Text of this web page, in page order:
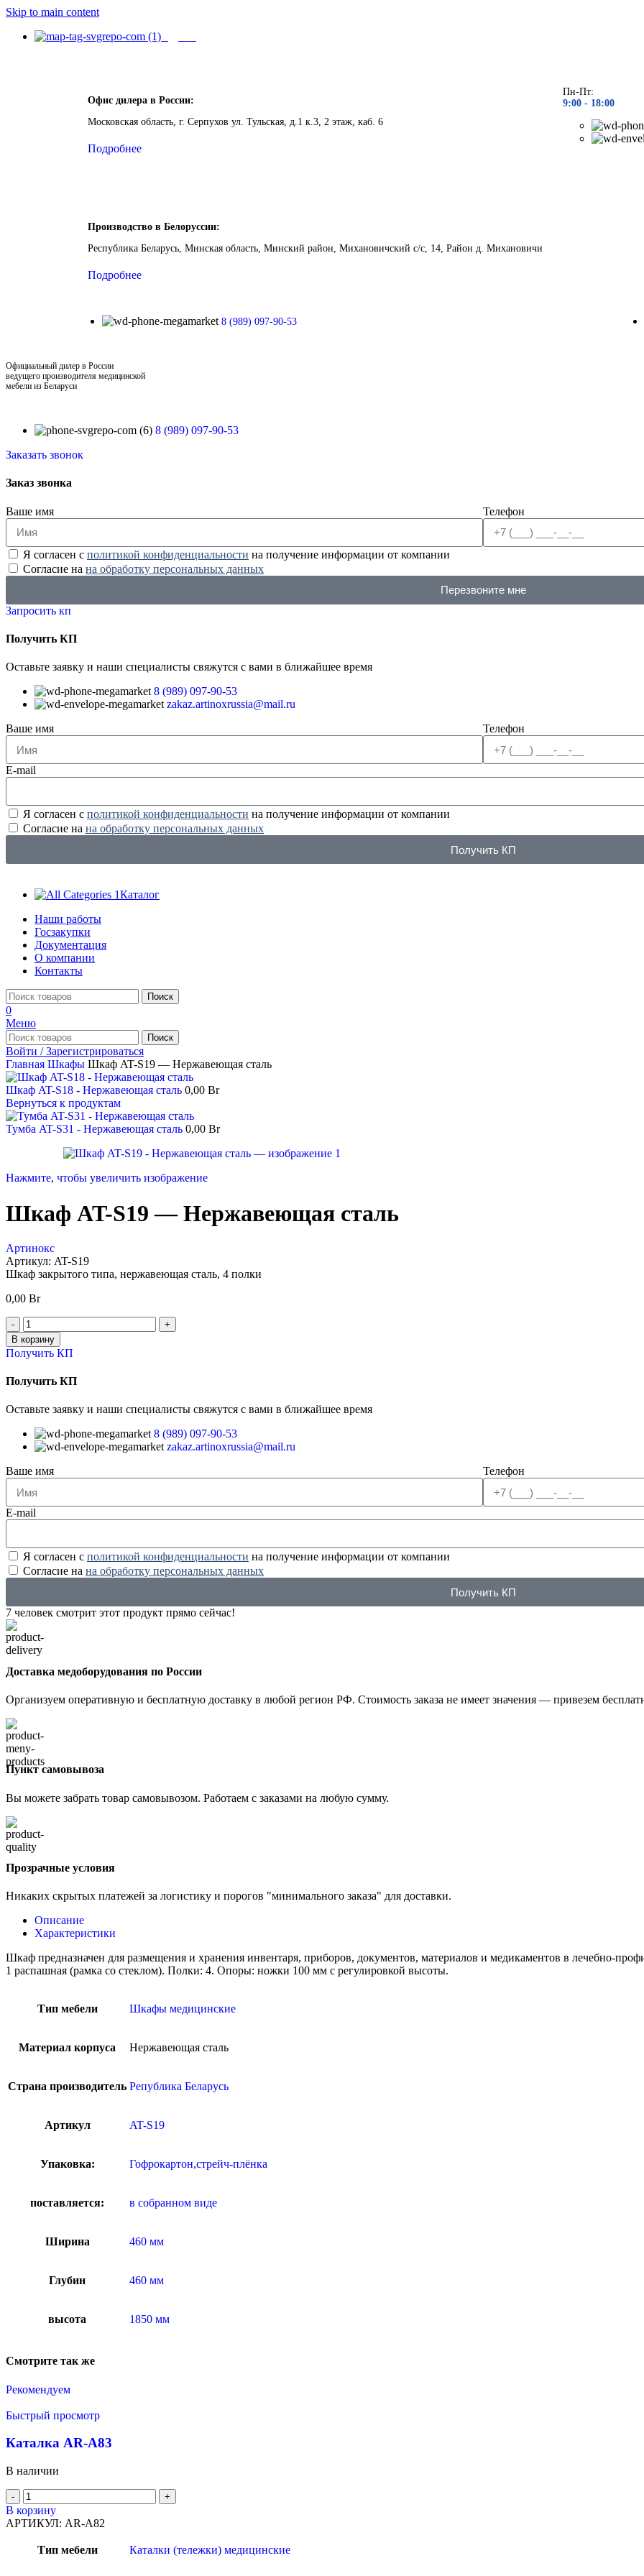
Skip to main content
Офис дилера в России:
Московская область, г. Серпухов ул. Тульская, д.1 к.3, 2 этаж, каб. 6
Подробнее
Пн-Пт:
9:00 - 18:00
Производство в Белоруссии:
Республика Беларусь, Минская область, Минский район, Михановичский с/с, 14, Район д. Михановичи
Подробнее
8 (989) 097-90-53
Официальный дилер в России
ведущего производителя медицинской
мебели из Беларуси
8 (989) 097-90-53
Заказать звонок
Заказ звонка
Ваше имя Телефон
Я согласен с политикой конфиденциальности на получение информации от компании
Согласие на на обработку персональных данных
Перезвоните мне
Запросить кп
Получить КП
Оставьте заявку и наши специалисты свяжутся с вами в ближайшее время
8 (989) 097-90-53
zakaz.artinoxrussia@mail.ru
Ваше имя
Телефон
E-mail
Я согласен с политикой конфиденциальности на получение информации от компании
Согласие на на обработку персональных данных
Получить КП
Каталог
Наши работы
Госзакупки
Документация
О компании
Контакты
Поиск
0
Меню
Поиск
Войти / Зарегистрироваться
Главная Шкафы Шкаф AT-S19 — Нержавеющая сталь
Шкаф AT-S18 - Нержавеющая сталь 0,00 Br
Вернуться к продуктам
Тумба AT-S31 - Нержавеющая сталь 0,00 Br
Нажмите, чтобы увеличить изображение
Шкаф AT-S19 — Нержавеющая сталь
Артинокс
Артикул: AT-S19
Шкаф закрытого типа, нержавеющая сталь, 4 полки
0,00 Br
В корзину
Получить КП
Получить КП
Оставьте заявку и наши специалисты свяжутся с вами в ближайшее время
8 (989) 097-90-53
zakaz.artinoxrussia@mail.ru
Ваше имя
Телефон
E-mail
Я согласен с политикой конфиденциальности на получение информации от компании
Согласие на на обработку персональных данных
Получить КП
7 человек смотрит этот продукт прямо сейчас!
Доставка медоборудования по России
Организуем оперативную и бесплатную доставку в любой регион РФ. Стоимость заказа не имеет значения — привезем
Пункт самовывоза
Вы можете забрать товар самовывозом. Работаем с заказами на любую сумму.
Прозрачные условия
Никаких скрытых платежей за логистику и порогов "минимального заказа" для доставки.
Описание
Характеристики
Шкаф предназначен для размещения и хранения инвентаря, приборов, документов, материалов и медикаментов в лечебно-
1 распашная (рамка со стеклом). Полки: 4. Опоры: ножки 100 мм с регулировкой высоты.
Тип мебели Шкафы медицинские
Материал корпуса Нержавеющая сталь
Страна производитель Република Беларусь
Артикул AT-S19
Упаковка: Гофрокартон,стрейч-плёнка
поставляется: в собранном виде
Ширина 460 мм
Глубин 460 мм
высота 1850 мм
Смотрите так же
Рекомендуем
Быстрый просмотр
Каталка AR-A83
В наличии
В корзину
АРТИКУЛ: AR-A82
Тип мебели Каталки (тележки) медицинские